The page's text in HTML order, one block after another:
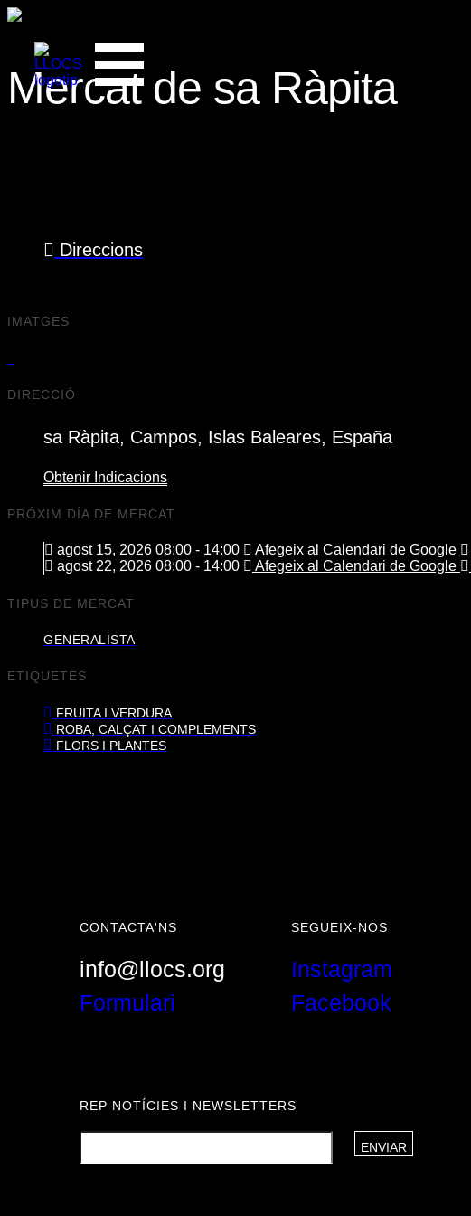
Mercat de sa Ràpita
Direccions
IMATGES
DIRECCIÓ
sa Ràpita, Campos, Islas Baleares, España
Obtenir Indicacions
PRÓXIM DÍA DE MERCAT
agost 15, 2026 08:00 - 14:00 Afegeix al Calendari de Google
agost 22, 2026 08:00 - 14:00
Afegeix al Calendari de Google
TIPUS DE MERCAT
GENERALISTA
ETIQUETES
FRUITA I VERDURA
ROBA, CALÇAT I COMPLEMENTS
FLORS I PLANTES
CONTACTA'NS
info@llocs.org
Formulari
SEGUEIX-NOS
Instagram
Facebook
REP NOTÍCIES I NEWSLETTERS